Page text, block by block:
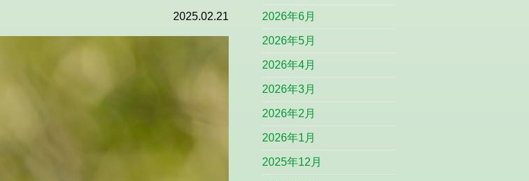
2025.02.21 2026年6月
2026年5月
2026年4月
2026年3月
2026年2月
2026年1月
2025年12月